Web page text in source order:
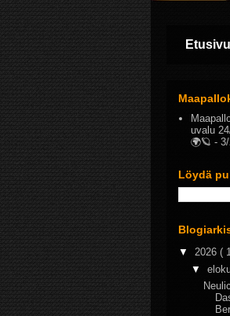
Etusivu
uvalu
🌍🪐 -
Löydä
▼ 2026 (
▼